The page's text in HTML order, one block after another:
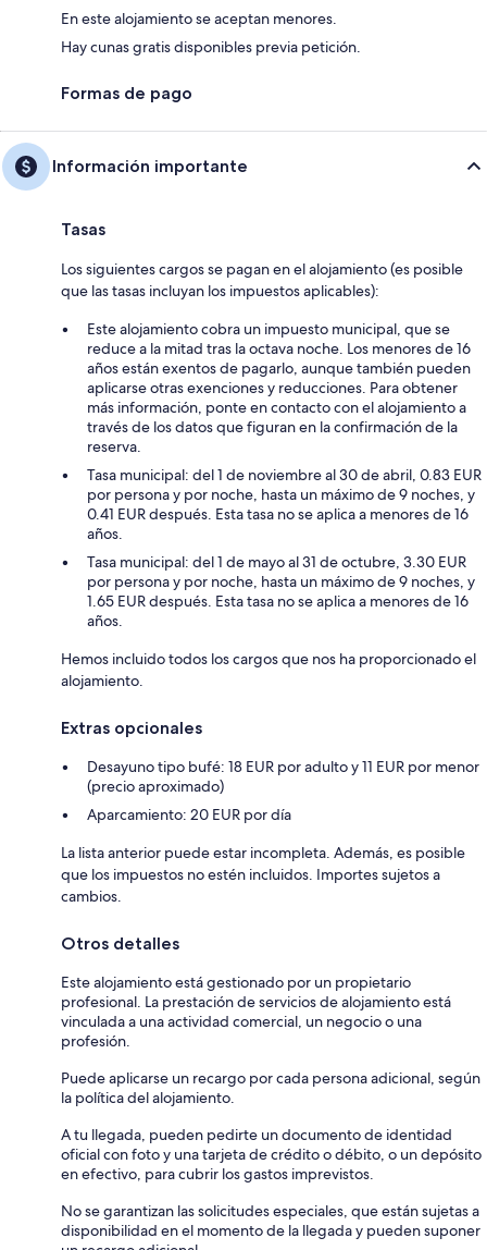
En este alojamiento se aceptan menores.
Hay cunas gratis disponibles previa petición.
Formas de pago
Información importante
Tasas
Los siguientes cargos se pagan en el alojamiento (es posible
que las tasas incluyan los impuestos aplicables):
Este alojamiento cobra un impuesto municipal, que se
reduce a la mitad tras la octava noche. Los menores de 16
años están exentos de pagarlo, aunque también pueden
aplicarse otras exenciones y reducciones. Para obtener
más información, ponte en contacto con el alojamiento a
través de los datos que figuran en la confirmación de la
reserva.
Tasa municipal: del 1 de noviembre al 30 de abril, 0.83 EUR
por persona y por noche, hasta un máximo de 9 noches, y
0.41 EUR después. Esta tasa no se aplica a menores de 16
años.
Tasa municipal: del 1 de mayo al 31 de octubre, 3.30 EUR
por persona y por noche, hasta un máximo de 9 noches, y
1.65 EUR después. Esta tasa no se aplica a menores de 16
años.
Hemos incluido todos los cargos que nos ha proporcionado el
alojamiento.
Extras opcionales
Desayuno tipo bufé: 18 EUR por adulto y 11 EUR por menor
(precio aproximado)
Aparcamiento: 20 EUR por día
La lista anterior puede estar incompleta. Además, es posible
que los impuestos no estén incluidos. Importes sujetos a
cambios.
Otros detalles
Este alojamiento está gestionado por un propietario
profesional. La prestación de servicios de alojamiento está
vinculada a una actividad comercial, un negocio o una
profesión.
Puede aplicarse un recargo por cada persona adicional, según
la política del alojamiento.
A tu llegada, pueden pedirte un documento de identidad
oficial con foto y una tarjeta de crédito o débito, o un depósito
en efectivo, para cubrir los gastos imprevistos.
No se garantizan las solicitudes especiales, que están sujetas a
disponibilidad en el momento de la llegada y pueden suponer